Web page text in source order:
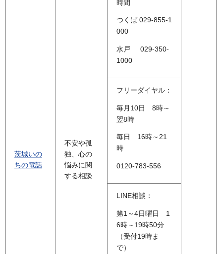
茨城いの
ちの電話
不安や孤
独、心の
悩みに関
する相談
時間
つくば 029-855-1
000
水戸 029-350-
1000
フリーダイヤル：
毎月10日 8時～
翌8時
毎日 16時～21
時
0120-783-556
LINE相談：
第1～4日曜日 1
6時～19時50分
（受付19時ま
で）